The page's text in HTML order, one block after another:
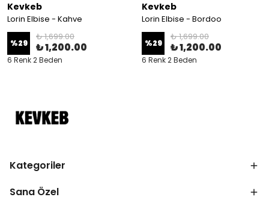
Kevkeb
Lorin Elbise - Kahve
%29
₺ 1,699.00
₺ 1,200.00
6 Renk 2 Beden
Kevkeb
Lorin Elbise - Bordoo
%29
₺ 1,699.00
₺ 1,200.00
6 Renk 2 Beden
Kategoriler
Sana Özel